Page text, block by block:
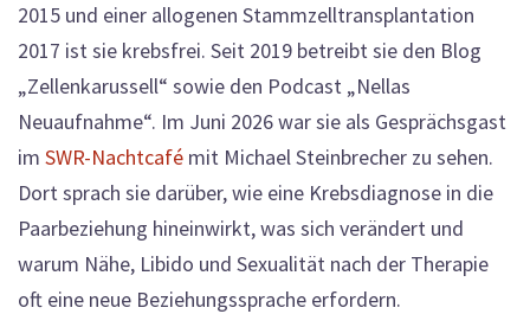
2015 und einer allogenen Stammzelltransplantation
2017 ist sie krebsfrei. Seit 2019 betreibt sie den Blog
„Zellenkarussell“ sowie den Podcast „Nellas
Neuaufnahme“. Im Juni 2026 war sie als Gesprächsgast
im SWR-Nachtcafé mit Michael Steinbrecher zu sehen.
Dort sprach sie darüber, wie eine Krebsdiagnose in die
Paarbeziehung hineinwirkt, was sich verändert und
warum Nähe, Libido und Sexualität nach der Therapie
oft eine neue Beziehungssprache erfordern.